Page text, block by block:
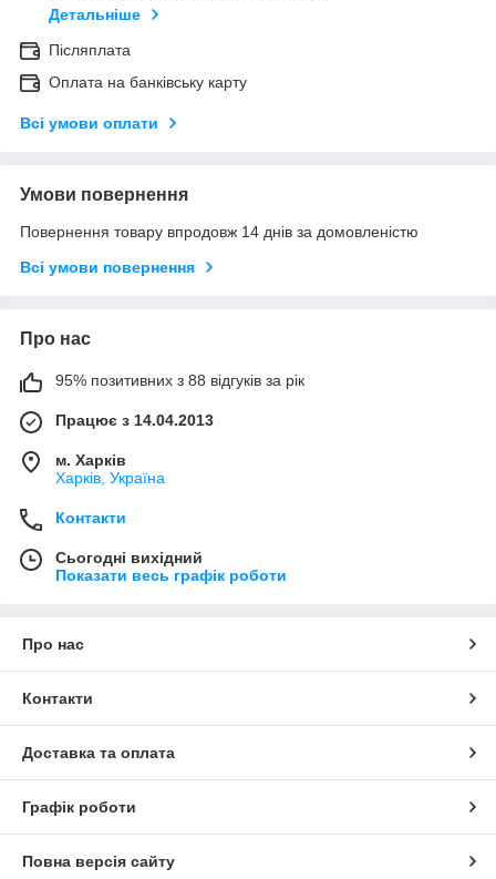
Детальніше
Післяплата
Оплата на банківську карту
Всі умови оплати
Умови повернення
Повернення товару впродовж 14 днів за домовленістю
Всі умови повернення
Про нас
95% позитивних з 88 відгуків за рік
Працює з 14.04.2013
м. Харків
Харків, Україна
Контакти
Сьогодні вихідний
Показати весь графік роботи
Про нас
Контакти
Доставка та оплата
Графік роботи
Повна версія сайту